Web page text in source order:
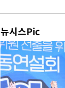
뉴시스Pic